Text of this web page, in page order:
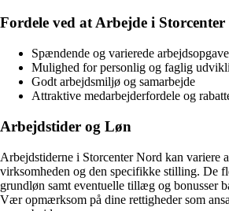
Fordele ved at Arbejde i
Spændende og varierede
Mulighed for personlig og faglig
Godt arbejdsmiljø og samarbejde
Attraktive medarbejderfordele og
Arbejdstider og Løn
Arbejdstiderne i Storcenter Nord kan variere
virksomheden og den specifikke stilling. De
grundløn samt eventuelle tillæg og bonusser
Vær opmærksom på dine rettigheder som